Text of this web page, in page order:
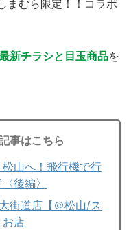
まむら限定！！コラボ
新チラシと目玉商品を
事はこちら
山へ！飛行機で行
後編〉
街道店【＠松山/ス
お店